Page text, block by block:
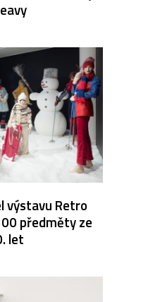
výstavu Retro
předměty ze
let